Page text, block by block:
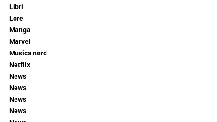
Libri
Lore
Manga
Marvel
Musica nerd
Netflix
News
News
News
News